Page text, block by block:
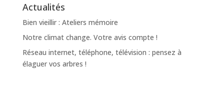
Actualités
Bien vieillir : Ateliers mémoire
Notre climat change. Votre avis compte !
Réseau internet, téléphone, télévision : pensez à
élaguer vos arbres !